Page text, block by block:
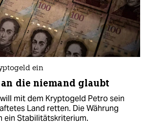
ein
die niemand glaubt
mit dem Kryptogeld Petro sein
Land retten. Die Währung
ein Stabilitätskriterium.